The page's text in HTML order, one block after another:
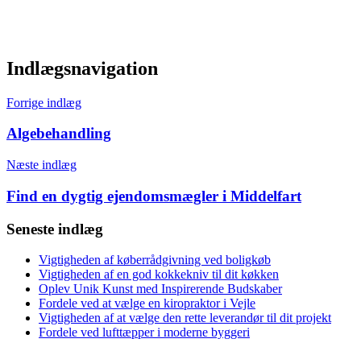
Indlægsnavigation
Forrige indlæg
Algebehandling
Næste indlæg
Find en dygtig ejendomsmægler i Middelfart
Seneste indlæg
Vigtigheden af køberrådgivning ved boligkøb
Vigtigheden af en god kokkekniv til dit køkken
Oplev Unik Kunst med Inspirerende Budskaber
Fordele ved at vælge en kiropraktor i Vejle
Vigtigheden af at vælge den rette leverandør til dit projekt
Fordele ved lufttæpper i moderne byggeri